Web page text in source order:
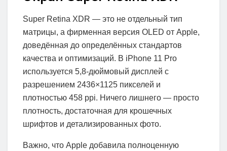
Super Retina XDR — это не отдельный тип
матрицы, а фирменная версия OLED от Apple,
доведённая до определённых стандартов
качества и оптимизаций. В iPhone 11 Pro
используется 5,8‑дюймовый дисплей с
разрешением 2436×1125 пикселей и
плотностью 458 ppi. Ничего лишнего — просто
плотность, достаточная для крошечных
шрифтов и детализированных фото.
Важно, что Apple добавила полноценную